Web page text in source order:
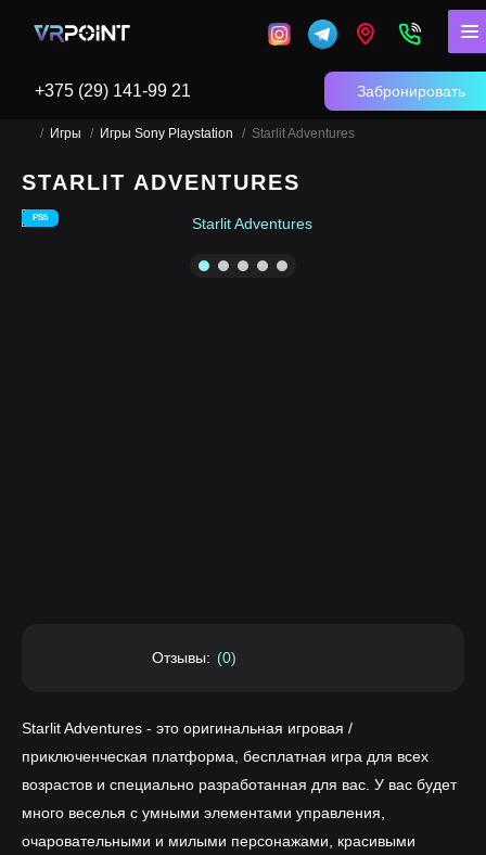
+375 (29) 141-99 21 Забронировать
Игры Игры Sony Playstation Starlit Adventures
STARLIT ADVENTURES
PS5
Отзывы: (0)
Starlit Adventures - это оригинальная игровая /
приключенческая платформа, бесплатная игра для всех
возрастов и специально разработанная для вас. У вас будет
много веселья с умными элементами управления,
очаровательными и милыми персонажами, красивыми